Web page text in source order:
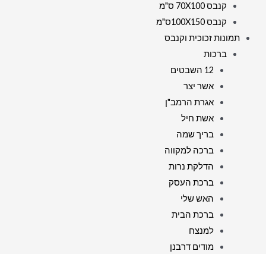
קנבס 70X100 ס"מ
קנבס 100X150ס"מ
תמונות זכוכית וקנבס
ברכות
12 השבטים
אשר יצר
אגרת הרמב"ן
אשת חיל
בריך שמה
ברכה למקווה
הדלקת נרות
ברכת העסק
האש שלי
ברכת הבית
למנצח
מודים דרבנן